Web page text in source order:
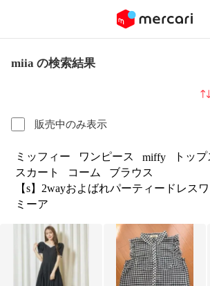
miia の検索結果
販売中のみ表示
ミッフィー ワンピース miffy トップ
スカート
コーム
ブラウス
【s】2wayおよばれパーティードレス
ミーア